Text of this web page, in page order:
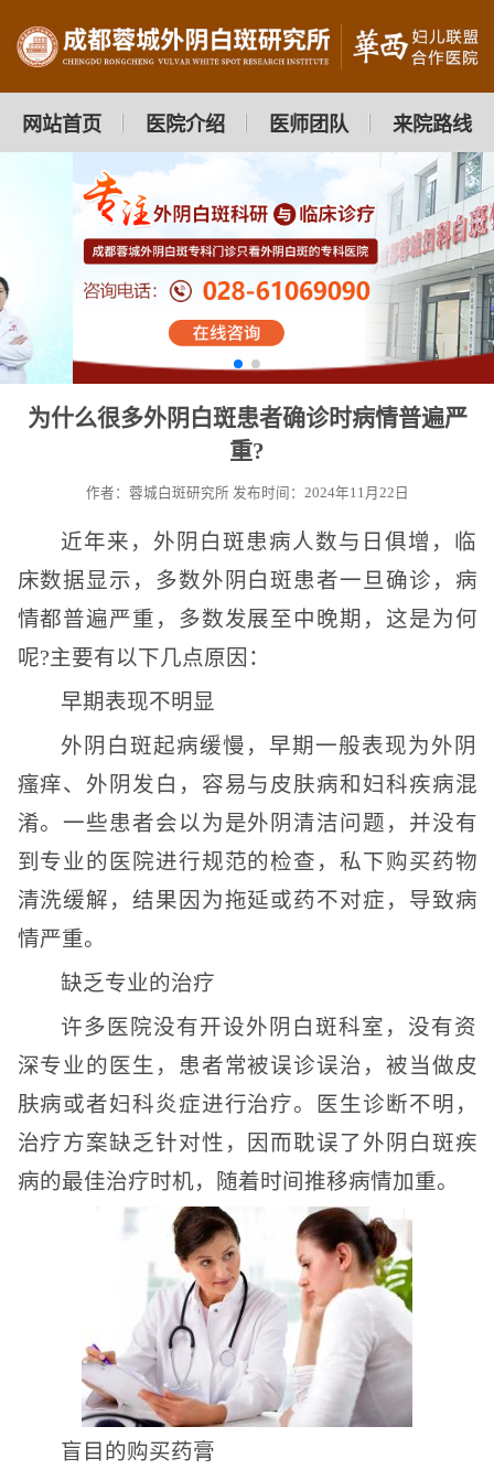
网站首页 医院介绍 医师团队 来院路线
为什么很多外阴白斑患者确诊时病情普遍严
重?
作者：蓉城白斑研究所 发布时间：2024年11月22日
近年来，外阴白斑患病人数与日俱增，临
床数据显示，多数外阴白斑患者一旦确诊，病
情都普遍严重，多数发展至中晚期，这是为何
呢?主要有以下几点原因：
早期表现不明显
外阴白斑起病缓慢，早期一般表现为外阴
瘙痒、外阴发白，容易与皮肤病和妇科疾病混
淆。一些患者会以为是外阴清洁问题，并没有
到专业的医院进行规范的检查，私下购买药物
清洗缓解，结果因为拖延或药不对症，导致病
情严重。
缺乏专业的治疗
许多医院没有开设外阴白斑科室，没有资
深专业的医生，患者常被误诊误治，被当做皮
肤病或者妇科炎症进行治疗。医生诊断不明，
治疗方案缺乏针对性，因而耽误了外阴白斑疾
病的最佳治疗时机，随着时间推移病情加重。
盲目的购买药膏